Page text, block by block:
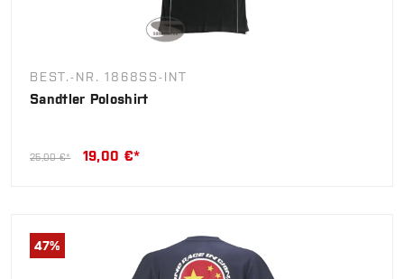
BEST.-NR. 1868SS-INT
Sandtler Poloshirt
25,00 €* 19,00 €*
47%